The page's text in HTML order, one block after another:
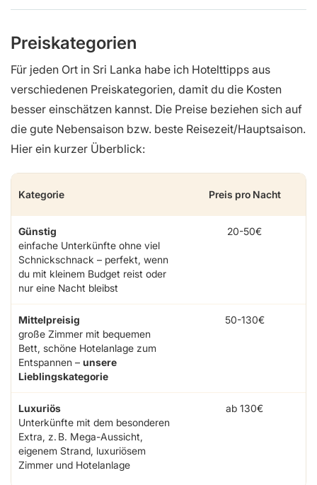
Preiskategorien
Für jeden Ort in Sri Lanka habe ich Hotelttipps aus
verschiedenen Preiskategorien, damit du die Kosten
besser einschätzen kannst. Die Preise beziehen sich auf
die gute Nebensaison bzw. beste Reisezeit/Hauptsaison.
Hier ein kurzer Überblick:
Kategorie Preis pro Nacht
Günstig
einfache Unterkünfte ohne viel
Schnickschnack – perfekt, wenn
du mit kleinem Budget reist oder
nur eine Nacht bleibst
20-50€
Mittelpreisig
große Zimmer mit bequemen
Bett, schöne Hotelanlage zum
Entspannen – unsere
Lieblingskategorie
50-130€
Luxuriös
Unterkünfte mit dem besonderen
Extra, z. B. Mega-Aussicht,
eigenem Strand, luxuriösem
Zimmer und Hotelanlage
ab 130€